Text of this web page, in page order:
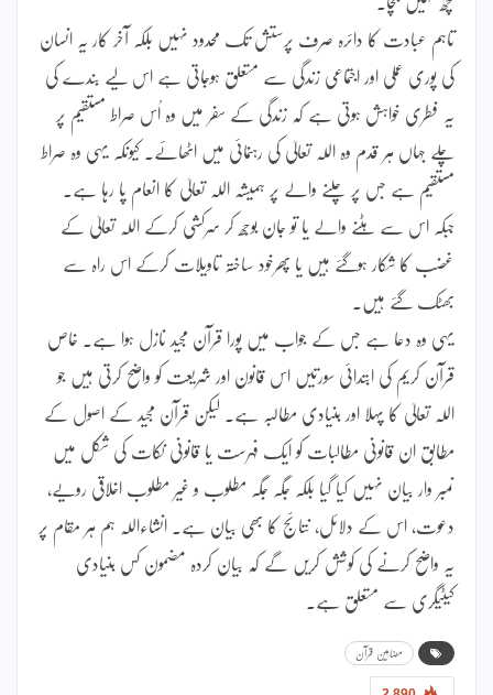
تاہم عبادت کا دائرہ صرف پرستش تک محدود نہیں بلکہ آخر کار یہ انسان
کی پوری عملی اور اجتماعی زندگی سے متعلق ہوجاتی ہے اس لیے بندے کی
یہ فطری خواہش ہوتی ہے کہ زندگی کے سفر میں وہ اُس صراط مستقیم پر
چلے جہاں ہر قدم وہ اللہ تعالیٰ کی رہنمائی میں اٹھائے۔ کیونکہ یہی وہ صراط
مستقیم ہے جس پر چلنے والے پر ہمیشہ اللہ تعالیٰ کا انعام پا رہا ہے۔
جبکہ اس سے ہٹنے والے یا تو جان بوجھ کر سرکشی کرکے اللہ تعالیٰ کے
غضب کا شکار ہوگئے ہیں یا پھرخود ساختہ تاویلات کرکے اس راہ سے
بھٹک گئے ہیں۔
یہی وہ دعا ہے جس کے جواب میں پورا قرآن مجید نازل ہوا ہے۔ خاص
قرآن کریم کی ابتدائی سورتیں اس قانون اور شریعت کو واضح کرتی ہیں جو
اللہ تعالیٰ کا پہلا اور بنیادی مطالبہ ہے۔ لیکن قرآن مجید کے اصول کے
مطابق ان قانونی مطالبات کو ایک فہرست یا قانونی نکات کی شکل میں
نمبر وار بیان نہیں کیا گیا بلکہ جگہ جگہ مطلوب و غیر مطلوب اخلاقی رویے،
دعوت، اس کے دلائل، نتائج کا بھی بیان ہے۔ انشاءاللہ ہم ہر مقام پر
یہ واضح کرنے کی کوشش کریں گے کہ بیان کردہ مضمون کس بنیادی
کیٹیگری سے متعلق ہے۔
مضامین قرآن